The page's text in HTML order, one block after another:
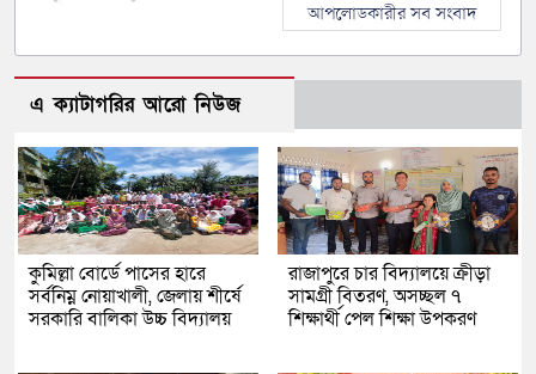
আপলোডকারীর সব সংবাদ
এ ক্যাটাগরির আরো নিউজ
কুমিল্লা বোর্ডে পাসের হারে
সর্বনিম্ন নোয়াখালী, জেলায় শীর্ষে
সরকারি বালিকা উচ্চ বিদ্যালয়
রাজাপুরে চার বিদ্যালয়ে ক্রীড়া
সামগ্রী বিতরণ, অসচ্ছল ৭
শিক্ষার্থী পেল শিক্ষা উপকরণ